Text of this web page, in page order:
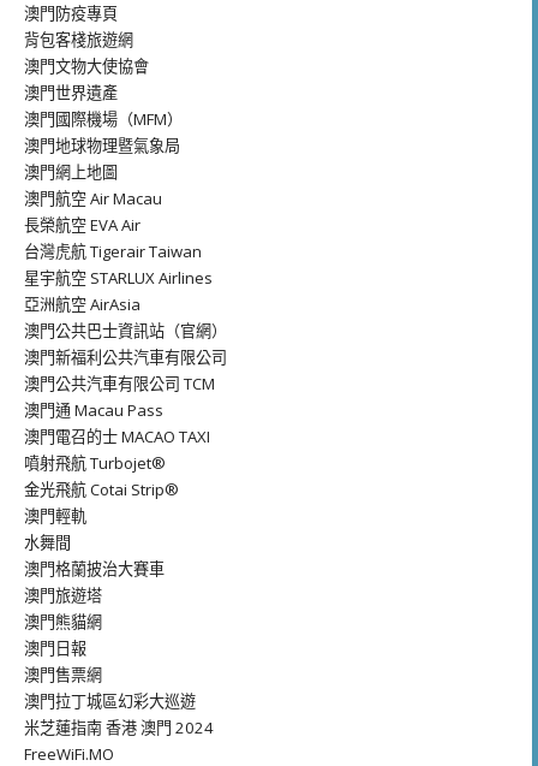
澳門防疫專頁
背包客棧旅遊網
澳門文物大使協會
澳門世界遺產
澳門國際機場（MFM）
澳門地球物理暨氣象局
澳門網上地圖
澳門航空 Air Macau
長榮航空 EVA Air
台灣虎航 Tigerair Taiwan
星宇航空 STARLUX Airlines
亞洲航空 AirAsia
澳門公共巴士資訊站（官網）
澳門新福利公共汽車有限公司
澳門公共汽車有限公司 TCM
澳門通 Macau Pass
澳門電召的士 MACAO TAXI
噴射飛航 Turbojet®
金光飛航 Cotai Strip®
澳門輕軌
水舞間
澳門格蘭披治大賽車
澳門旅遊塔
澳門熊貓網
澳門日報
澳門售票網
澳門拉丁城區幻彩大巡遊
米芝蓮指南 香港 澳門 2024
FreeWiFi.MO